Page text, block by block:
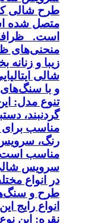
طرح شالی
متصل شده
است.
منحنی‌های
زیبا و
شالی
و با
تنوع مدل:
گردنبند،
مناسب برای
رنگ، سرویس
مناسب است.
سرویس شالی
در انواع
طرح و
انواع